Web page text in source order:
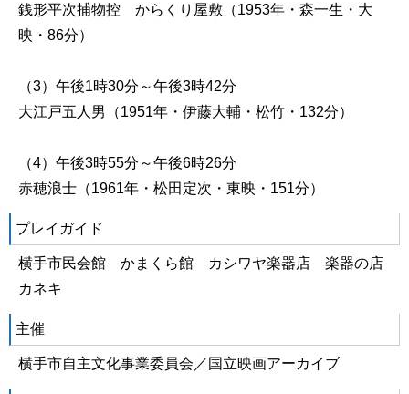
銭形平次捕物控 からくり屋敷（1953年・森一生・大
映・86分）
（3）午後1時30分～午後3時42分
大江戸五人男（1951年・伊藤大輔・松竹・132分）
（4）午後3時55分～午後6時26分
赤穂浪⼠（1961年・松田定次・東映・151分）
プレイガイド
横手市民会館 かまくら館 カシワヤ楽器店 楽器の店
カネキ
主催
横手市自主文化事業委員会／国立映画アーカイブ